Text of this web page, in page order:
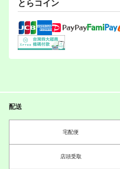
とらコイン
配送
宅配便
店頭受取